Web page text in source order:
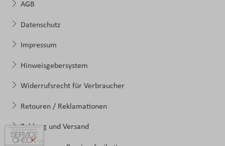
AGB
Datenschutz
Impressum
Hinweisgebersystem
Widerrufsrecht für Verbraucher
Retouren / Reklamationen
Zahlung und Versand